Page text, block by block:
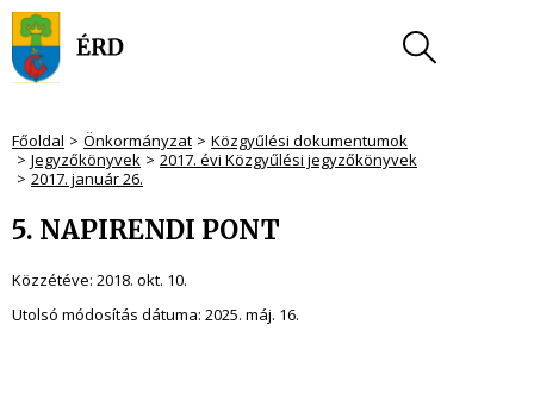
Főoldal Önkormányzat
Közgyűlési dokumentumok
Jegyzőkönyvek
2017. évi Közgyűlési jegyzőkönyvek
2017. január 26.
5. NAPIRENDI PONT
Közzétéve: 2018. okt. 10.
Utolsó módosítás dátuma: 2025. máj. 16.